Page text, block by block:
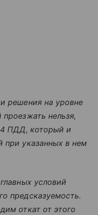
решения на уровне
нельзя,
ПДД, который и
при указанных в нем
условий
предсказуемость.
откат от этого